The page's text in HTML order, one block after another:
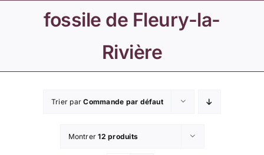
fossile de Fleury-la-
Rivière
Trier parCommande par défaut
Montrer12 produits